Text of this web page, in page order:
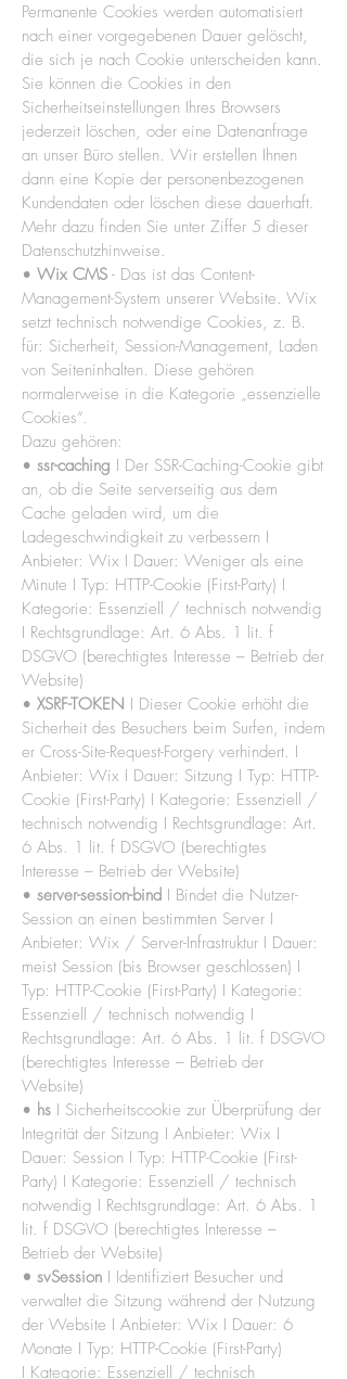
Permanente Cookies werden automatisiert
nach einer vorgegebenen Dauer gelöscht,
die sich je nach Cookie unterscheiden kann.
Sie können die Cookies in den
Sicherheitseinstellungen Ihres Browsers
jederzeit löschen, oder eine Datenanfrage
an unser Büro stellen. Wir erstellen Ihnen
dann eine Kopie der personenbezogenen
Kundendaten oder löschen diese dauerhaft.
Mehr dazu finden Sie unter Ziffer 5 dieser
Datenschutzhinweise.
• Wix CMS - Das ist das Content-
Management-System unserer Website. Wix
setzt technisch notwendige Cookies, z. B.
für: Sicherheit, Session-Management, Laden
von Seiteninhalten. Diese gehören
normalerweise in die Kategorie „essenzielle
Cookies“.
Dazu gehören:
• ssr-caching I Der SSR-Caching-Cookie gibt
an, ob die Seite serverseitig aus dem
Cache geladen wird, um die
Ladegeschwindigkeit zu verbessern I
Anbieter: Wix I Dauer: Weniger als eine
Minute I Typ: HTTP-Cookie (First-Party) I
Kategorie: Essenziell / technisch notwendig
I Rechtsgrundlage: Art. 6 Abs. 1 lit. f
DSGVO (berechtigtes Interesse – Betrieb der
Website)
• XSRF-TOKEN I Dieser Cookie erhöht die
Sicherheit des Besuchers beim Surfen, indem
er Cross-Site-Request-Forgery verhindert. I
Anbieter: Wix I Dauer: Sitzung I Typ: HTTP-
Cookie (First-Party) I Kategorie: Essenziell /
technisch notwendig I Rechtsgrundlage: Art.
6 Abs. 1 lit. f DSGVO (berechtigtes
Interesse – Betrieb der Website)
• server-session-bind I Bindet die Nutzer-
Session an einen bestimmten Server I
Anbieter: Wix / Server-Infrastruktur I Dauer:
meist Session (bis Browser geschlossen) I
Typ: HTTP-Cookie (First-Party) I Kategorie:
Essenziell / technisch notwendig I
Rechtsgrundlage: Art. 6 Abs. 1 lit. f DSGVO
(berechtigtes Interesse – Betrieb der
Website)
• hs I Sicherheitscookie zur Überprüfung der
Integrität der Sitzung I Anbieter: Wix I
Dauer: Session I Typ: HTTP-Cookie (First-
Party) I Kategorie: Essenziell / technisch
notwendig I Rechtsgrundlage: Art. 6 Abs. 1
lit. f DSGVO (berechtigtes Interesse –
Betrieb der Website)
• svSession I Identifiziert Besucher und
verwaltet die Sitzung während der Nutzung
der Website I Anbieter: Wix I Dauer: 6
Monate I Typ: HTTP-Cookie (First-Party)
I Kategorie: Essenziell / technisch